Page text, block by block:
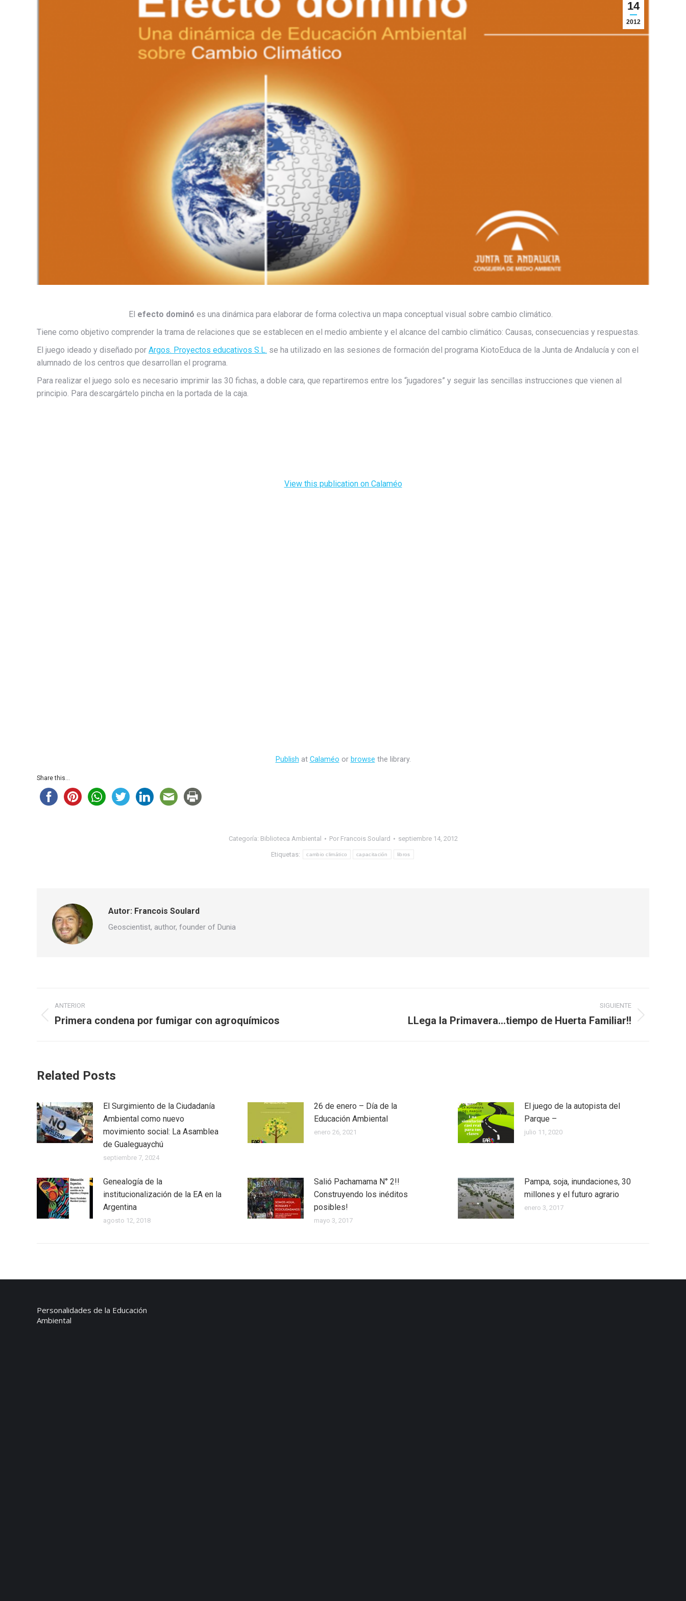
14
2012
El efecto dominó es una dinámica para elaborar de forma colectiva un mapa conceptual visual sobre cambio climático.
Tiene como objetivo comprender la trama de relaciones que se establecen en el medio ambiente y el alcance del cambio climático: Causas, consecuencias y respuestas.
El juego ideado y diseñado por Argos. Proyectos educativos S.L. se ha utilizado en las sesiones de formación del programa KiotoEduca de la Junta de Andalucía y con el
alumnado de los centros que desarrollan el programa.
Para realizar el juego solo es necesario imprimir las 30 fichas, a doble cara, que repartiremos entre los “jugadores” y seguir las sencillas instrucciones que vienen al
principio. Para descargártelo pincha en la portada de la caja.
View this publication on Calaméo
Publish at Calaméo or browse the library.
Share this...
Categoría: Biblioteca Ambiental Por Francois Soulard septiembre 14, 2012
Etiquetas: cambio climático capacitación libros
Autor: Francois Soulard
Geoscientist, author, founder of Dunia
Navegación
entre
ANTERIOR
Publicación
Primera condena por fumigar con agroquímicos
SIGUIENTE
LLega la Primavera…tiempo de Huerta Familiar!!
Related Posts
El Surgimiento de la Ciudadanía
Ambiental como nuevo
movimiento social: La Asamblea
de Gualeguaychú
septiembre 7, 2024
26 de enero – Día de la
Educación Ambiental
enero 26, 2021
El juego de la autopista del
Parque –
julio 11, 2020
Genealogía de la
institucionalización de la EA en la
Argentina
agosto 12, 2018
Salió Pachamama N° 2!!
Construyendo los inéditos
posibles!
mayo 3, 2017
Pampa, soja, inundaciones, 30
millones y el futuro agrario
enero 3, 2017
Personalidades de la Educación
Ambiental